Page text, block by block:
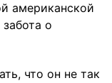
американской
о
что он не так